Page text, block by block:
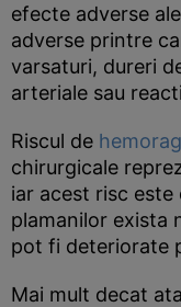
efecte adverse
adverse printre
varsaturi, dureri
arteriale sau
Riscul de
chirurgicale
iar acest risc
plamanilor exista
pot fi deteriorate
Mai mult decat